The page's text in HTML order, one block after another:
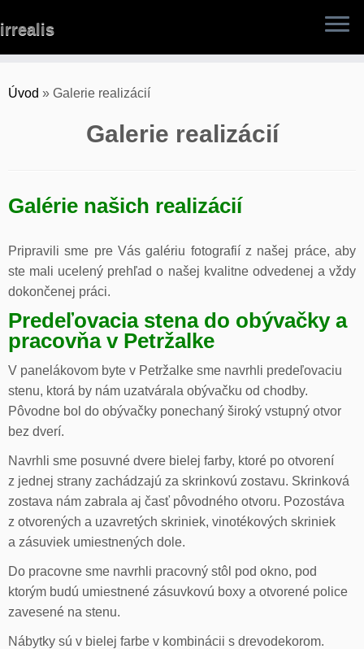
to
irrealis
Úvod » Galerie realizácií
Galerie realizácií
Galérie našich realizácií
Pripravili sme pre Vás galériu fotografií z našej práce, aby
ste mali ucelený prehľad o našej kvalitne odvedenej a vždy
dokončenej práci.
Predeľovacia stena do obývačky a
pracovňa v Petržalke
V panelákovom byte v Petržalke sme navrhli predeľovaciu
stenu, ktorá by nám uzatvárala obývačku od chodby.
Pôvodne bol do obývačky ponechaný široký vstupný otvor
bez dverí.
Navrhli sme posuvné dvere bielej farby, ktoré po otvorení
z jednej strany zachádzajú za skrinkovú zostavu. Skrinková
zostava nám zabrala aj časť pôvodného otvoru. Pozostáva
z otvorených a uzavretých skriniek, vinotékových skriniek
a zásuviek umiestnených dole.
Do pracovne sme navrhli pracovný stôl pod okno, pod
ktorým budú umiestnené zásuvkovú boxy a otvorené police
zavesené na stenu.
Nábytky sú v bielej farbe v kombinácii s drevodekorom.